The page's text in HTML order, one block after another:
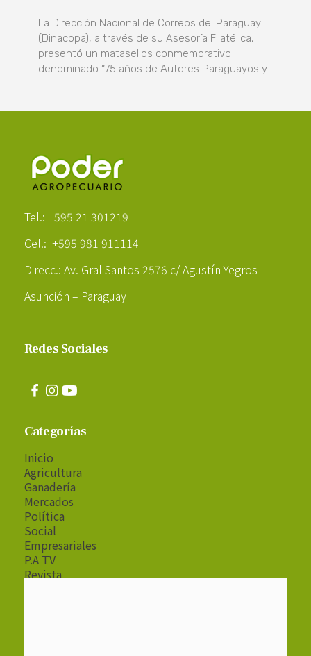
La Dirección Nacional de Correos del Paraguay
(Dinacopa), a través de su Asesoría Filatélica,
presentó un matasellos conmemorativo
denominado “75 años de Autores Paraguayos y
Tel.: +595 21 301219
Cel.: +595 981 911114
Direcc.: Av. Gral Santos 2576 c/ Agustín Yegros
Asunción – Paraguay
Redes Sociales
Categorías
Inicio
Agricultura
Ganadería
Mercados
Política
Social
Empresariales
P.A TV
Revista